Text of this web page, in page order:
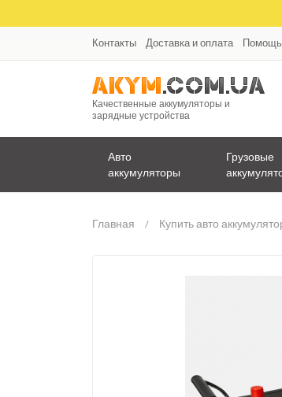
Контакты Доставка и оплата Помощь
Качественные аккумуляторы и
зарядные устройства
Авто
аккумуляторы
Грузовые
Главная Купить авто